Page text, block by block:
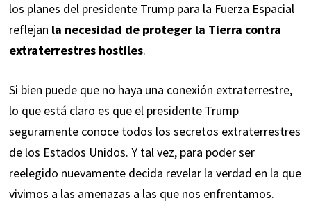
los planes del presidente Trump para la Fuerza Espacial
reflejan la necesidad de proteger la Tierra contra
extraterrestres hostiles.
Si bien puede que no haya una conexión extraterrestre,
lo que está claro es que el presidente Trump
seguramente conoce todos los secretos extraterrestres
de los Estados Unidos. Y tal vez, para poder ser
reelegido nuevamente decida revelar la verdad en la que
vivimos a las amenazas a las que nos enfrentamos.